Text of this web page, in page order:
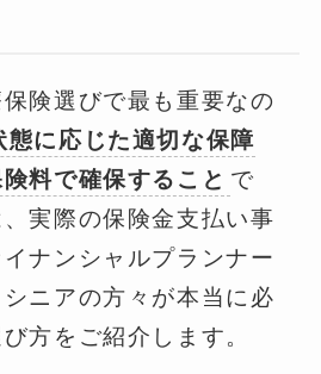
険選びで最も重要なの
態に応じた適切な保障
料で確保すること で
実際の保険金支払い事
ナンシャルプランナー
ニアの方々が本当に必
方をご紹介します。